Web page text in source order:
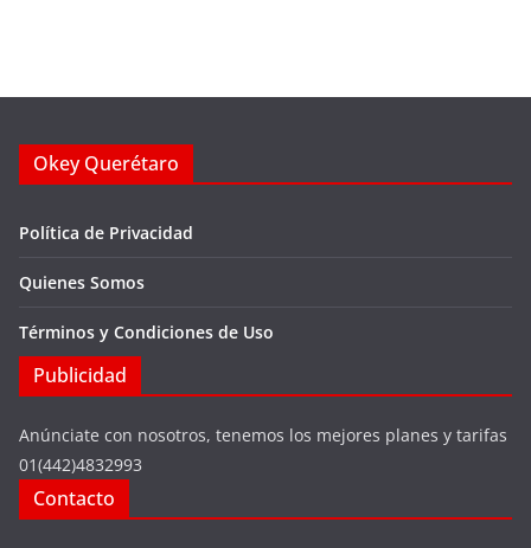
Okey Querétaro
Política de Privacidad
Quienes Somos
Términos y Condiciones de Uso
Publicidad
Anúnciate con nosotros, tenemos los mejores planes y tarifas
01(442)4832993
Contacto